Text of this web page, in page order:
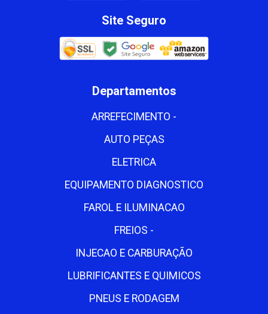
Site Seguro
Departamentos
ARREFECIMENTO -
AUTO PEÇAS
ELETRICA
EQUIPAMENTO DIAGNOSTICO
FAROL E ILUMINACAO
FREIOS -
INJECAO E CARBURAÇÃO
LUBRIFICANTES E QUIMICOS
PNEUS E RODAGEM